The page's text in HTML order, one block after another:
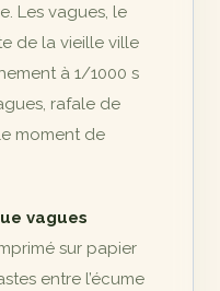
Les vagues, le
de la vieille ville
à 1/1000 s
rafale de
moment de
vagues
sur papier
entre l’écume